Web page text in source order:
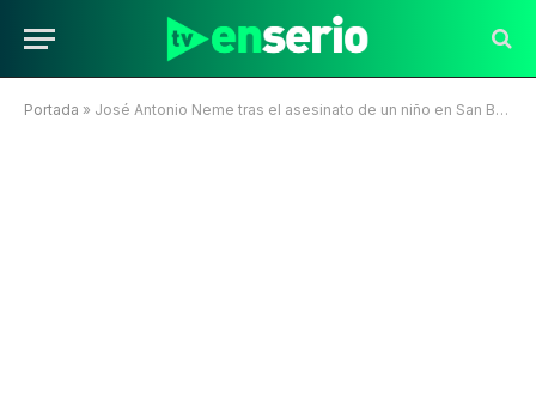
Portada » José Antonio Neme tras el asesinato de un niño en San Bernardo: “El sistema político está enfermo”